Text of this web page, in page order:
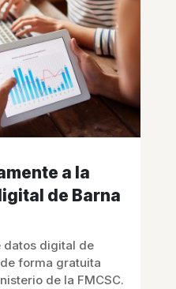
a la
de Barna
datos digital de
forma gratuita
de la FMCSC.